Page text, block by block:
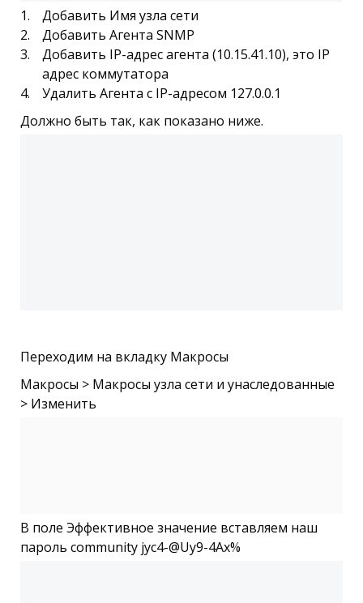
Добавить Имя узла сети
Добавить Агента SNMP
Добавить IP-адрес агента (10.15.41.10), это IP
адрес коммутатора
Удалить Агента с IP-адресом 127.0.0.1
Должно быть так, как показано ниже.
Переходим на вкладку Макросы
Макросы > Макросы узла сети и унаследованные
> Изменить
В поле Эффективное значение вставляем наш
пароль community jyc4-@Uy9-4Ax%